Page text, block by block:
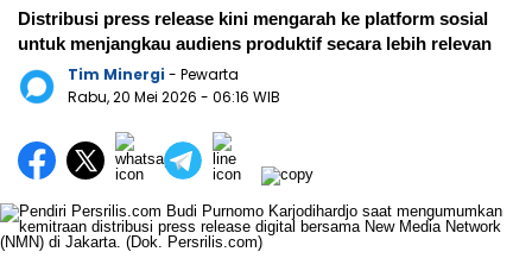
Distribusi press release kini mengarah ke platform sosial
untuk menjangkau audiens produktif secara lebih relevan
Tim Minergi - Pewarta
Rabu, 20 Mei 2026 - 06:16 WIB